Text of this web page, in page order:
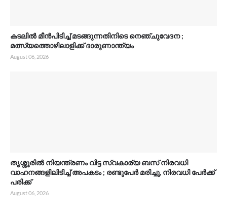
കടലിൽ മീൻപിടിച്ച് മടങ്ങുന്നതിനിടെ നെഞ്ചുവേദന ;
മത്സ്യത്തൊഴിലാളിക്ക് ദാരുണാന്ത്യം
August 06, 2026
തൃശ്ശൂരിൽ നിയന്ത്രണം വിട്ട സ്വകാര്യ ബസ് നിരവധി
വാഹനങ്ങളിലിടിച്ച് അപകടം ; രണ്ടുപേർ മരിച്ചു, നിരവധി പേർക്ക്
പരിക്ക്
August 06, 2026